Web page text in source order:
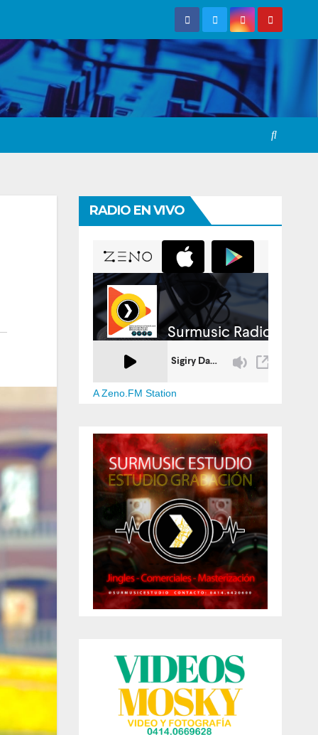
RADIO EN VIVO
A Zeno.FM Station